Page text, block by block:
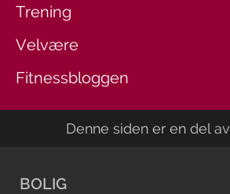
Trening
Velvære
Fitnessbloggen
Denne siden er en del av
BOLIG